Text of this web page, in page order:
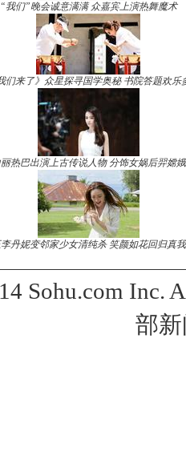
“我们”晚会诚意满满 众嘉宾上演热舞魔术
们来了》众星探寻国学奥秘 书院答题欢乐
热巴出演上古传说人物 分饰女娲后羿嫦娥
丹妮变邻家少女清纯杀 笑颜如花回归真我
Sohu.com Inc.
部